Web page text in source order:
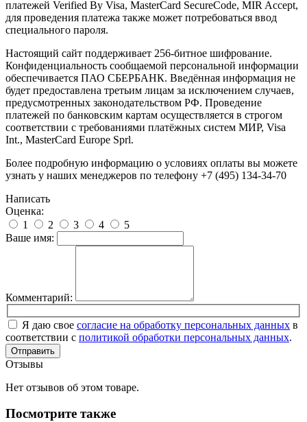
платежей Verified By Visa, MasterCard SecureCode, MIR Accept,
для проведения платежа также может потребоваться ввод
специального пароля.
Настоящий сайт поддерживает 256-битное шифрование.
Конфиденциальность сообщаемой персональной информации
обеспечивается ПАО СБЕРБАНК. Введённая информация не
будет предоставлена третьим лицам за исключением случаев,
предусмотренных законодательством РФ. Проведение
платежей по банковским картам осуществляется в строгом
соответствии с требованиями платёжных систем МИР, Visa
Int., MasterCard Europe Sprl.
Более подробную информацию о условиях оплаты вы можете
узнать у наших менеджеров по телефону +7 (495) 134-34-70
Написать
Оценка:
1
2 3 4
5
Ваше имя:
Комментарий:
Я даю свое согласие на обработку персональных данных в
соответствии с политикой обработки персональных данных.
Отправить
Отзывы
Нет отзывов об этом товаре.
Посмотрите также